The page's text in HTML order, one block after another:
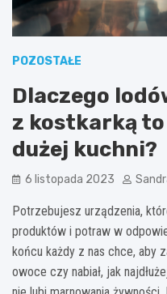
POZOSTAŁE
Dlaczego
z kostkarką
dużej kuchni?
6 listopada 2023
Potrzebujesz urządzenia,
produktów i potraw w
końcu każdy z nas chce, aby
owoce czy nabiał, jak